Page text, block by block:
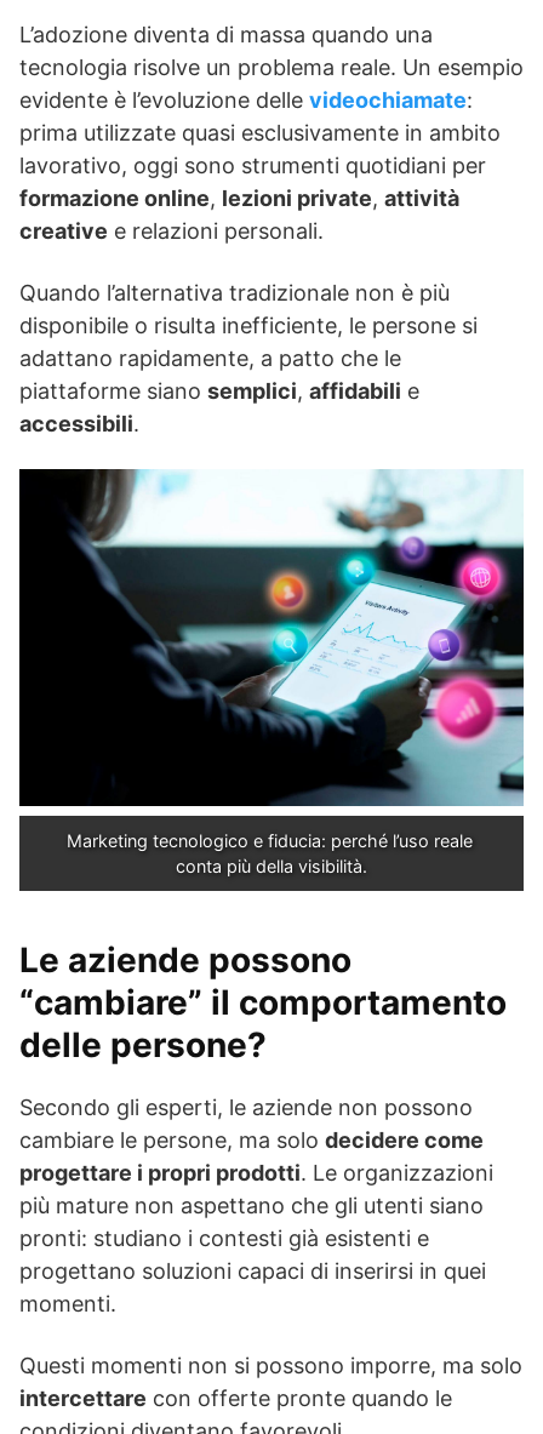
L’adozione diventa di massa quando una
tecnologia risolve un problema reale. Un esempio
evidente è l’evoluzione delle videochiamate:
prima utilizzate quasi esclusivamente in ambito
lavorativo, oggi sono strumenti quotidiani per
formazione online, lezioni private, attività
creative e relazioni personali.
Quando l’alternativa tradizionale non è più
disponibile o risulta inefficiente, le persone si
adattano rapidamente, a patto che le
piattaforme siano semplici, affidabili e
accessibili.
Marketing tecnologico e fiducia: perché l’uso reale
conta più della visibilità.
Le aziende possono
“cambiare” il comportamento
delle persone?
Secondo gli esperti, le aziende non possono
cambiare le persone, ma solo decidere come
progettare i propri prodotti. Le organizzazioni
più mature non aspettano che gli utenti siano
pronti: studiano i contesti già esistenti e
progettano soluzioni capaci di inserirsi in quei
momenti.
Questi momenti non si possono imporre, ma solo
intercettare con offerte pronte quando le